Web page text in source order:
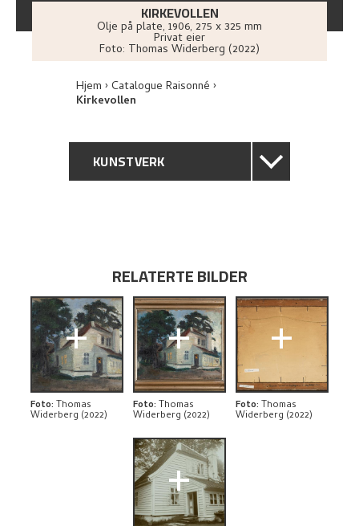
KIRKEVOLLEN
Olje på plate, 1906, 275 x 325 mm
Privat eier
Foto: Thomas Widerberg (2022)
Hjem Catalogue Raisonné
Kirkevollen
KUNSTVERK
PROVENIENS
RELATERTE KUNSTVERK
UTFORSK
RELATERTE BILDER
+
Foto: Thomas
Widerberg (2022)
+
Foto: Thomas
Widerberg (2022)
+
Foto: Thomas
Widerberg (2022)
+